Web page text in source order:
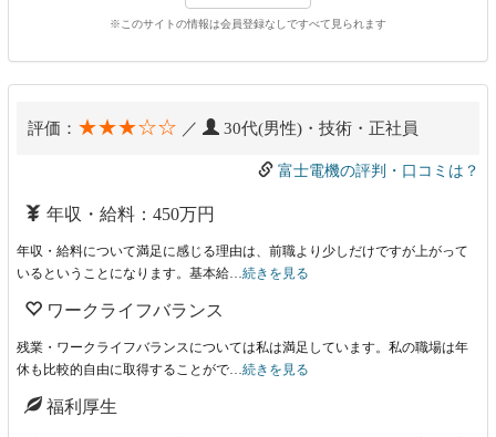
※このサイトの情報は会員登録なしですべて見られます
評価： ★★★☆☆ ／ 30代(男性)・技術・正社員
富士電機の評判・口コミは？
年収・給料：450万円
年収・給料について満足に感じる理由は、前職より少しだけですが上がって
いるということになります。基本給…続きを見る
ワークライフバランス
残業・ワークライフバランスについては私は満足しています。私の職場は年
休も比較的自由に取得することがで…続きを見る
福利厚生